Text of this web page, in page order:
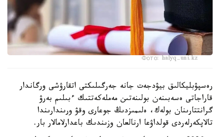
Фото: halyq-uni.kz
رەسپۋبليكالىق بيۋدجەت جانە جەرگىلىكتى اتقارۋشى ورگاندار
قاراجاتى ەسەبىنەن بولىنەتىن مەملەكەتتىك ءبىلىم بەرۋ
گرانتتارىنان بولەك، ەلىمىزدىڭ جوعارى وقۋ ورىندارىندا
تالاپكەرلەردى قولداۋعا ارنالعان وزىندىك باعدارلامالار بار.